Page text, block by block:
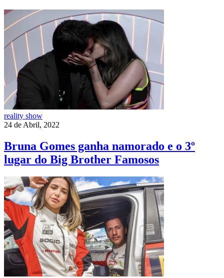
reality show
24 de Abril, 2022
Bruna Gomes ganha namorado e o 3º
lugar do Big Brother Famosos